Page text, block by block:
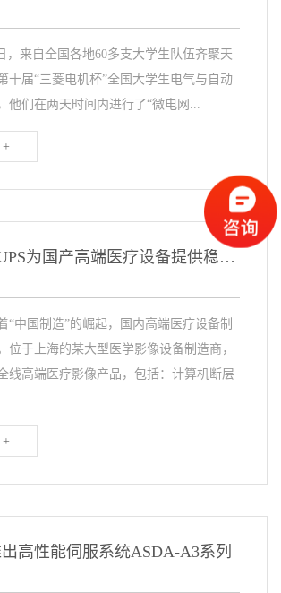
，来自全国各地60多支大学生队伍齐聚天
十届“三菱电机杯”全国大学生电气与自动
他们在两天时间内进行了“微电网...
+
台达R系列UPS为国产高端医疗设备提供稳固电源
“中国制造”的崛起，国内高端医疗设备制
位于上海的某大型医学影像设备制造商，
线高端医疗影像产品，包括：计算机断层
+
高性能伺服系统ASDA-A3系列